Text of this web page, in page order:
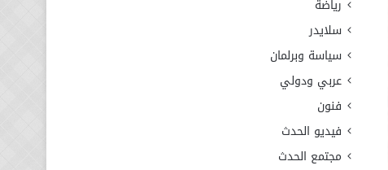
رياضة
سلايدر
سياسة وبرلمان
عربي ودولي
فنون
فيديو الحدث
مجتمع الحدث